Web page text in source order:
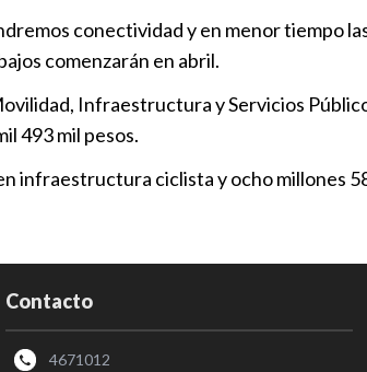
conectividad y en menor tiempo
comenzarán en abril.
Infraestructura y Servicios
493 mil pesos.
infraestructura ciclista y ocho millones
Contacto
4671012